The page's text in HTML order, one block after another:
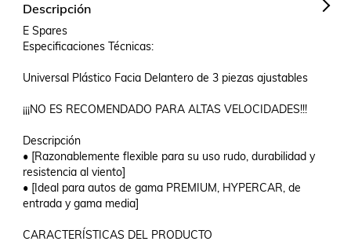
Descripción
E Spares
Especificaciones Técnicas:
Universal Plástico Facia Delantero de 3 piezas ajustables
¡¡¡NO ES RECOMENDADO PARA ALTAS VELOCIDADES!!!
Descripción
• [Razonablemente flexible para su uso rudo, durabilidad y
resistencia al viento]
• [Ideal para autos de gama PREMIUM, HYPERCAR, de
entrada y gama media]
CARACTERÍSTICAS DEL PRODUCTO